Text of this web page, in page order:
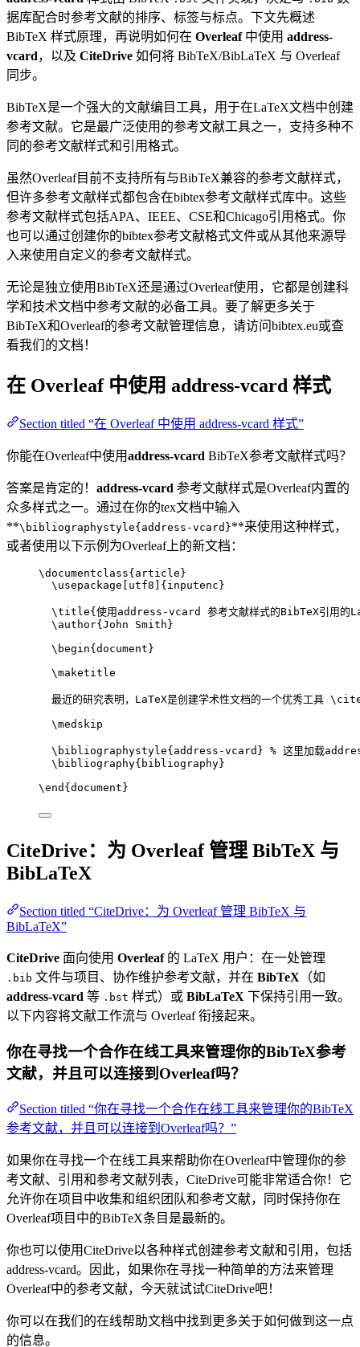
据库配合时参考文献的排序、标签与标点。下文先概述
BibTeX 样式原理，再说明如何在 Overleaf中使用 address-
vcard，以及 CiteDrive 如何将 BibTeX/BibLaTeX 与 Overleaf
同步。
BibTeX是一个强大的文献编目工具，用于在LaTeX文档中创建
参考文献。它是最广泛使用的参考文献工具之一，支持多种不
同的参考文献样式和引用格式。
虽然Overleaf目前不支持所有与BibTeX兼容的参考文献样式，
但许多参考文献样式都包含在bibtex参考文献样式库中。这些
参考文献样式包括APA、IEEE、CSE和Chicago引用格式。你
也可以通过创建你的bibtex参考文献格式文件或从其他来源导
入来使用自定义的参考文献样式。
无论是独立使用BibTeX还是通过Overleaf使用，它都是创建科
学和技术文档中参考文献的必备工具。要了解更多关于
BibTeX和Overleaf的参考文献管理信息，请访问bibtex.eu或查
看我们的文档！
在 Overleaf 中使用 address-vcard 样式
Section titled “在 Overleaf 中使用 address-vcard 样式”
你能在Overleaf中使用address-vcard BibTeX参考文献样式吗？
答案是肯定的！ address-vcard 参考文献样式是Overleaf内置的
众多样式之一。通过在你的tex文档中输入
**\bibliographystyle{address-vcard}**来使用这种样式，
或者使用以下示例为Overleaf上的新文档：
\documentclass{ article }
\usepackage
utf8 ]{ inputenc }
\title{使用address-vcard 参考文献样式的BibTeX引用的
\author{John Smith}
\begin{ document }
\maketitle
最近的研究表明，LaTeX是创建学术性文档的一个优秀工具
\medskip
\bibliographystyle{address-vcard} % 这里加载
\bibliography{bibliography}
\end { document }
CiteDrive：为 Overleaf 管理 BibTeX 与
BibLaTeX
Section titled “CiteDrive：为 Overleaf 管理 BibTeX 与
BibLaTeX”
CiteDrive 面向使用 Overleaf的 LaTeX 用户：在一处管理
.bib 文件与项目、协作维护参考文献，并在 BibTeX （如
address-vcard 等 .bst 样式）或 BibLaTeX 下保持引用一致。
以下内容将文献工作流与 Overleaf 衔接起来。
你在寻找一个合作在线工具来管理你的BibTeX参考
文献，并且可以连接到Overleaf吗？
Section titled “你在寻找一个合作在线工具来管理你的BibTeX
参考文献，并且可以连接到Overleaf吗？”
如果你在寻找一个在线工具来帮助你在Overleaf中管理你的参
考文献、引用和参考文献列表，CiteDrive可能非常适合你！它
允许你在项目中收集和组织团队和参考文献，同时保持你在
Overleaf项目中的BibTeX条目是最新的。
你也可以使用CiteDrive以各种样式创建参考文献和引用，包括
address-vcard。因此，如果你在寻找一种简单的方法来管理
Overleaf中的参考文献，今天就试试CiteDrive吧！
你可以在我们的在线帮助文档中找到更多关于如何做到这一点
的信息。